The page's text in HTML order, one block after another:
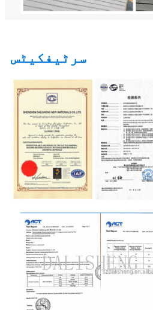
سرٹیفکیٹس